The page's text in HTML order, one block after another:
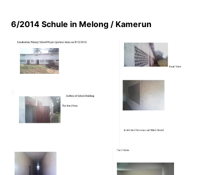
6/2014 Schule in Melong / Kamerun